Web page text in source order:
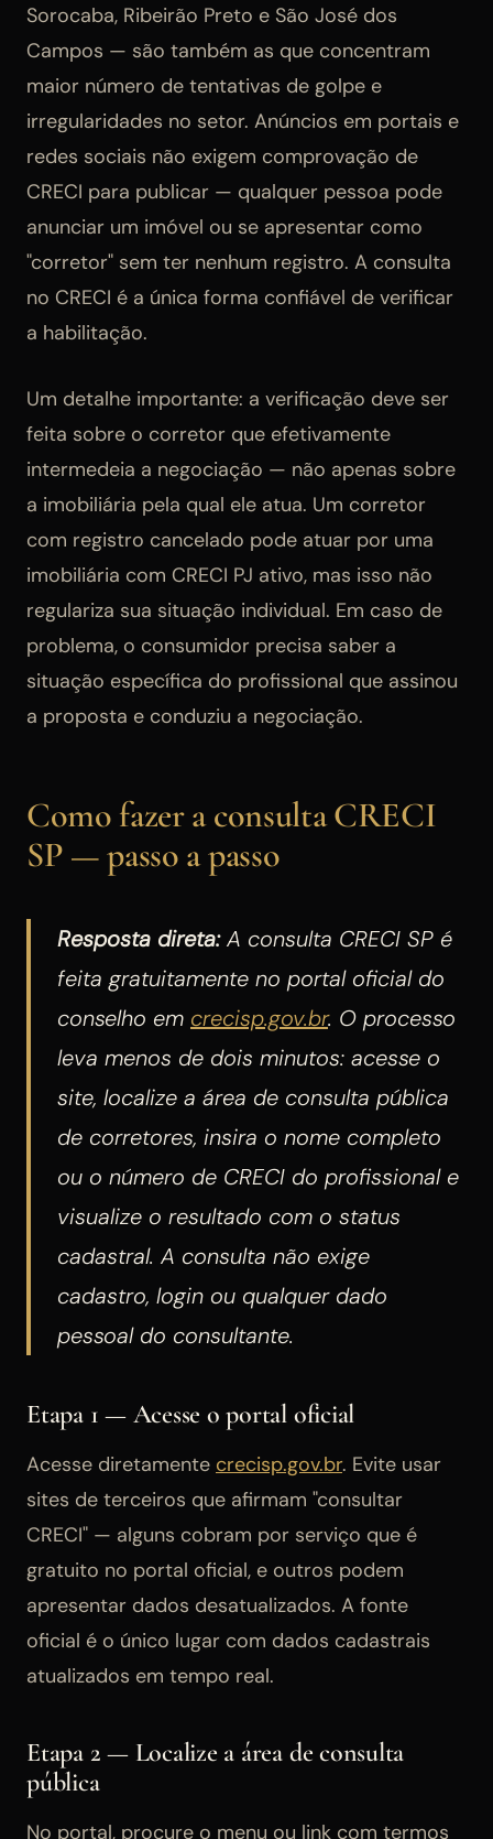
Sorocaba, Ribeirão Preto e São José dos
Campos — são também as que concentram
maior número de tentativas de golpe e
irregularidades no setor. Anúncios em portais e
redes sociais não exigem comprovação de
CRECI para publicar — qualquer pessoa pode
anunciar um imóvel ou se apresentar como
"corretor" sem ter nenhum registro. A consulta
no CRECI é a única forma confiável de verificar
a habilitação.
Um detalhe importante: a verificação deve ser
feita sobre o corretor que efetivamente
intermedeia a negociação — não apenas sobre
a imobiliária pela qual ele atua. Um corretor
com registro cancelado pode atuar por uma
imobiliária com CRECI PJ ativo, mas isso não
regulariza sua situação individual. Em caso de
problema, o consumidor precisa saber a
situação específica do profissional que assinou
a proposta e conduziu a negociação.
Como fazer a consulta CRECI
SP — passo a passo
Resposta direta:A consulta CRECI SP é
feita gratuitamente no portal oficial do
conselho em crecisp.gov.br. O processo
leva menos de dois minutos: acesse o
site, localize a área de consulta pública
de corretores, insira o nome completo
ou o número de CRECI do profissional e
visualize o resultado com o status
cadastral. A consulta não exige
cadastro, login ou qualquer dado
pessoal do consultante.
Etapa 1 — Acesse o portal oficial
Acesse diretamente crecisp.gov.br. Evite usar
sites de terceiros que afirmam "consultar
CRECI" — alguns cobram por serviço que é
gratuito no portal oficial, e outros podem
apresentar dados desatualizados. A fonte
oficial é o único lugar com dados cadastrais
atualizados em tempo real.
Etapa 2 — Localize a área de consulta
pública
No portal, procure o menu ou link com termos